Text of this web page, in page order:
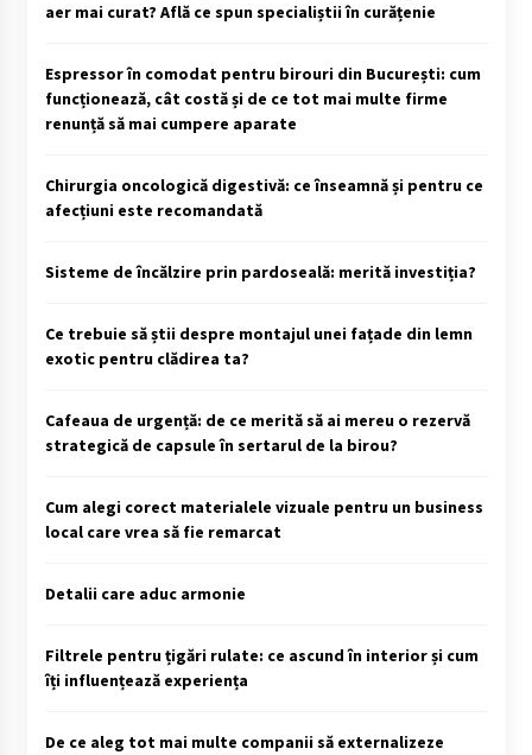
aer mai curat? Află ce spun specialiștii în curățenie
Espressor în comodat pentru birouri din București: cum
funcționează, cât costă și de ce tot mai multe firme
renunță să mai cumpere aparate
Chirurgia oncologică digestivă: ce înseamnă și pentru ce
afecțiuni este recomandată
Sisteme de încălzire prin pardoseală: merită investiția?
Ce trebuie să știi despre montajul unei fațade din lemn
exotic pentru clădirea ta?
Cafeaua de urgență: de ce merită să ai mereu o rezervă
strategică de capsule în sertarul de la birou?
Cum alegi corect materialele vizuale pentru un business
local care vrea să fie remarcat
Detalii care aduc armonie
Filtrele pentru țigări rulate: ce ascund în interior și cum
îți influențează experiența
De ce aleg tot mai multe companii să externalizeze